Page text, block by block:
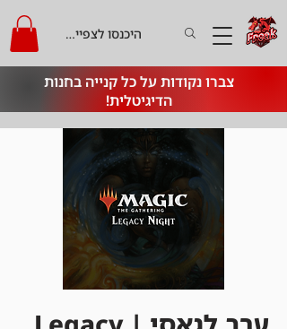
צברו נקודות על כל קנייה בחנות
הדיגיטלית!
היכנסו לצפייה בקרדיט